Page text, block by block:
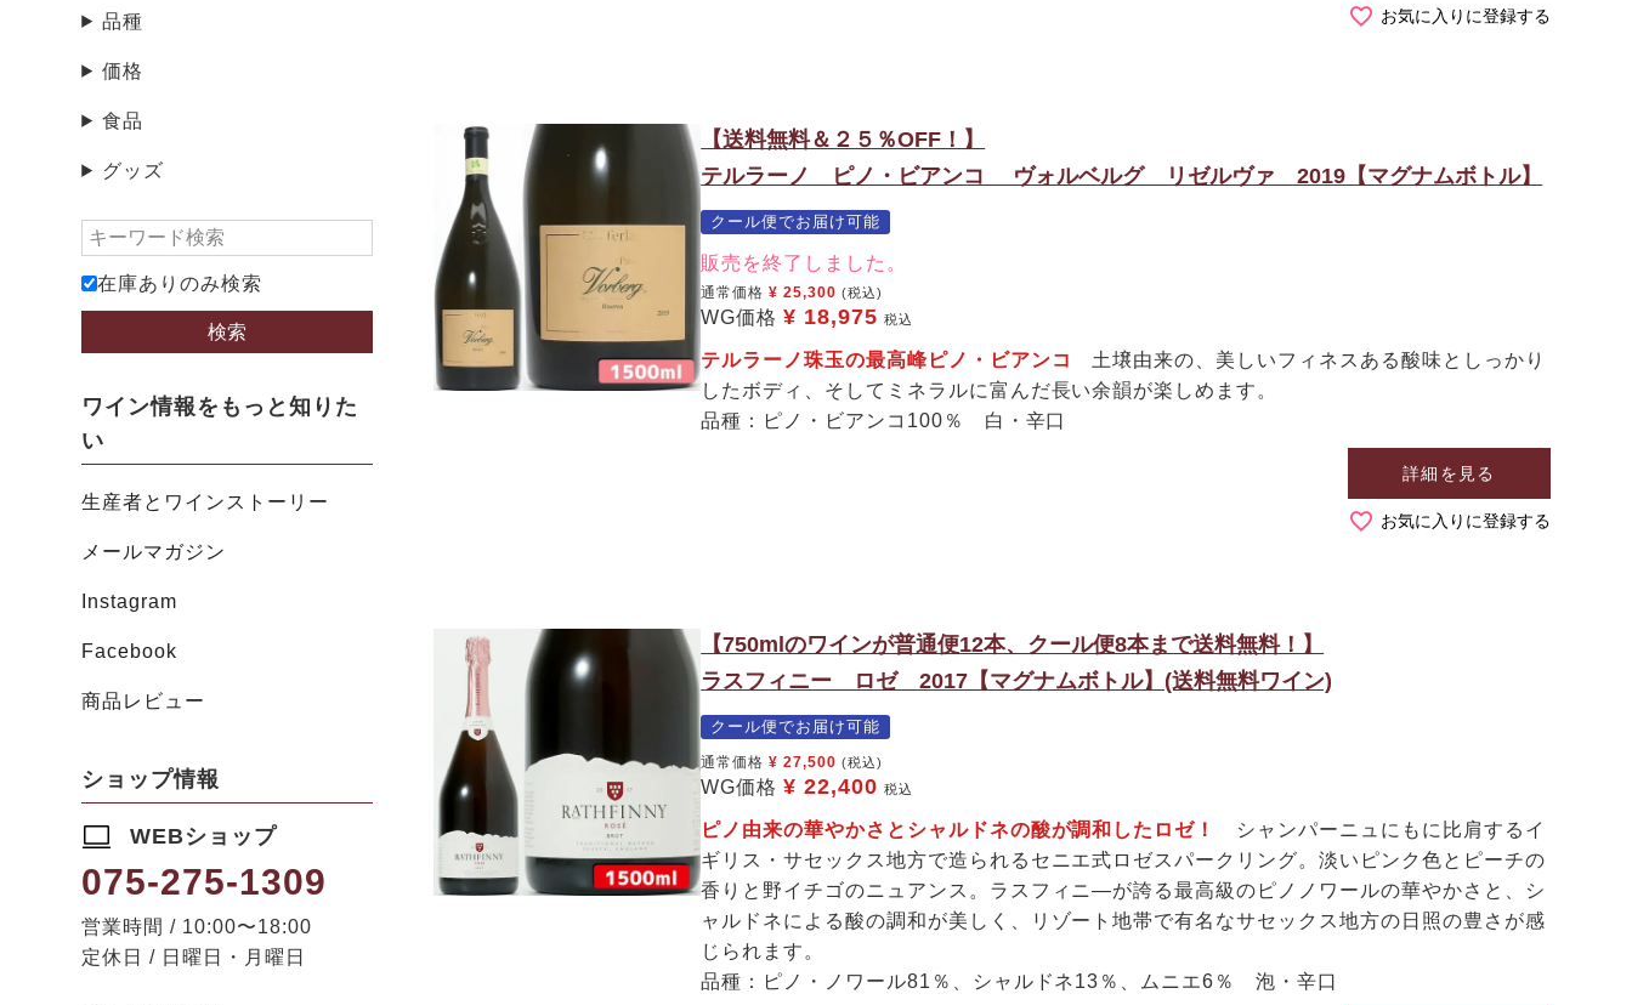
品種
価格
食品
グッズ
在庫ありのみ検索
検索
ワイン情報をもっと知りた
い
生産者とワインストーリー
メールマガジン
Instagram
Facebook
商品レビュー
ショップ情報
WEBショップ
075-275-1309
営業時間 / 10:00〜18:00
定休日 / 日曜日・月曜日
お気に入りに登録する
【送料無料＆２５％OFF！】
テルラーノ ピノ・ビアンコ ヴォルベルグ リゼルヴァ 2019【マグナムボトル】
クール便でお届け可能
販売を終了しました。
通常価格 ¥ 25,300 (税込)
WG価格 ¥ 18,975 税込
テルラーノ珠玉の最高峰ピノ・ビアンコ 土壌由来の、美しいフィネスある酸味としっかり
したボディ、そしてミネラルに富んだ長い余韻が楽しめます。
品種：ピノ・ビアンコ100％ 白・辛口
詳細を見る
お気に入りに登録する
【750mlのワインが普通便12本、クール便8本まで送料無料！】
ラスフィニー ロゼ 2017【マグナムボトル】(送料無料ワイン)
クール便でお届け可能
通常価格 ¥ 27,500 (税込)
WG価格 ¥ 22,400 税込
ピノ由来の華やかさとシャルドネの酸が調和したロゼ！
シャンパーニュにもに比肩するイ
ギリス・サセックス地方で造られるセニエ式ロゼスパークリング。淡いピンク色とピーチの
香りと野イチゴのニュアンス。ラスフィニ―が誇る最高級のピノノワールの華やかさと、シ
ャルドネによる酸の調和が美しく、リゾート地帯で有名なサセックス地方の日照の豊さが感
じられます。
品種：ピノ・ノワール81％、シャルドネ13％、ムニエ6％ 泡・辛口